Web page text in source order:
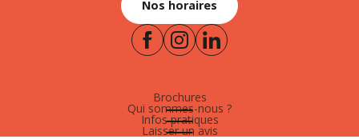
Nos horaires
Brochures
Qui sommes-nous ?
Infos pratiques
Laisser un avis